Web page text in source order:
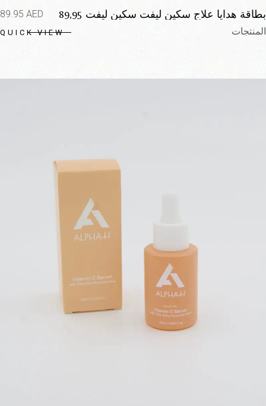
بطاقة هدايا علاج سكين ليفت سكين ليفت 89,95
يورو
89.95 AED
المنتجات
QUICK VIEW